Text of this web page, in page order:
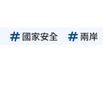
國家安全 兩岸